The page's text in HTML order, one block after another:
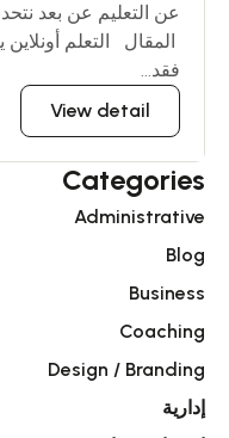
عن التعليم عن بعد
المقال التعلم أونلاين
فقد...
View detail
Categories
Administrative
Blog
Business
Coaching
Design / Branding
إدارية